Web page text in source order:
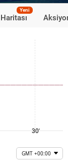
Yeni
30'
GMT +00:00